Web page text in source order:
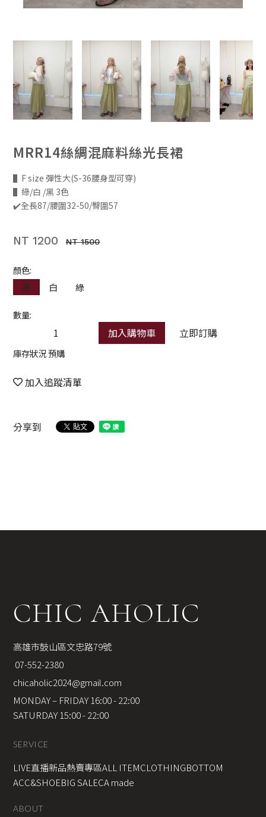
MRR14絲綢混麻料絲光長裙
▌F size 彈性大(S-36腰身型可穿)
▌綠/白 /黑 3色
✔️全長87/腰圍32-50/臀圍57
NT 1200 NT 1500
顏色:
黑
白 綠
數量:
加入購物車 立即訂購
庫存狀況 預購
加入追蹤清單
分享到
CHIC AHOLIC
高雄市鼓山區文忠路79號
07-552-2380
chicaholic2024@gmail.com
MONDAY – FRIDAY 16:00 - 22:00
SATURDAY 15:00 - 22:00
SERVICE
LIVE直播新品熱賣專區ALL ITEMCLOTHINGBOTTOM
ACC&SHOEBIG SALECA made
ABOUT